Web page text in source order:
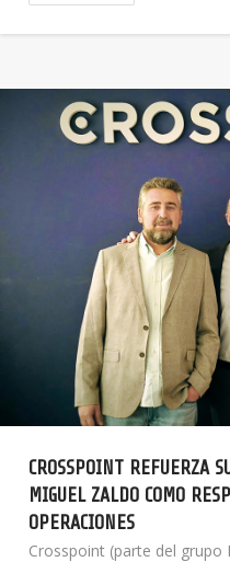
CROSSPOINT REFUERZA
MIGUEL ZALDO COMO
OPERACIONES
Crosspoint (parte del grupo